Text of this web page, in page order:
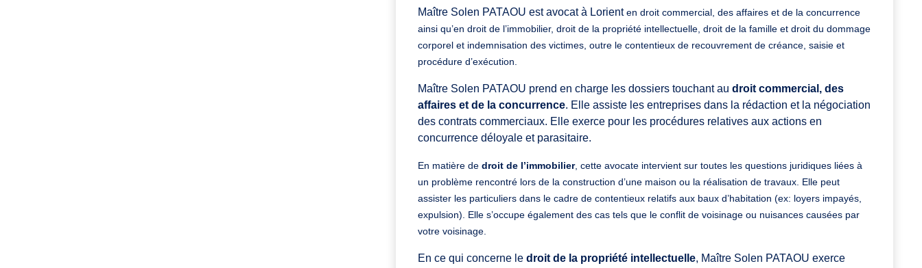
Maître Solen PATAOU est avocat à Lorienten droit commercial, des affaires et de la concurrence
ainsi qu’en droit de l’immobilier, droit de la propriété intellectuelle, droit de la famille et droit du dommage
corporel et indemnisation des victimes, outre le contentieux de recouvrement de créance, saisie et
procédure d’exécution.
Maître Solen PATAOU prend en charge les dossiers touchant au droit commercial, des
affaires et de la concurrence. Elle assiste les entreprises dans la rédaction et la négociation
des contrats commerciaux. Elle exerce pour les procédures relatives aux actions en
concurrence déloyale et parasitaire.
En matière de droit de l’immobilier, cette avocate intervient sur toutes les questions juridiques liées à
un problème rencontré lors de la construction d’une maison ou la réalisation de travaux. Elle peut
assister les particuliers dans le cadre de contentieux relatifs aux baux d’habitation (ex: loyers impayés,
expulsion). Elle s’occupe également des cas tels que le conflit de voisinage ou nuisances causées par
votre voisinage.
En ce qui concerne le droit de la propriété intellectuelle, Maître Solen PATAOU exerce